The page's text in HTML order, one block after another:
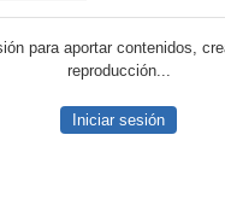
para aportar contenidos,
reproducción...
Iniciar sesión